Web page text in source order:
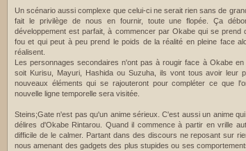
Un scénario aussi complexe que celui-ci ne serait rien sans de
fait le privilège de nous en fournir, toute une flopée. Ça
développement est parfait, à commencer par Okabe qui se prend
fou et qui peut à peu prend le poids de la réalité en pleine face
réalisent.
Les personnages secondaires n'ont pas à rougir face à Okabe
soit Kurisu, Mayuri, Hashida ou Suzuha, ils vont tous avoir leur
nouveaux éléments qui se rajouteront pour compléter ce que
nouvelle ligne temporelle sera visitée.
Steins;Gate n'est pas qu'un anime sérieux. C'est aussi un anime
délires d'Okabe Rintarou. Quand il commence à partir en vrille
difficile de le calmer. Partant dans des discours ne reposant sur
nous amenant des gadgets des plus stupides ou ses